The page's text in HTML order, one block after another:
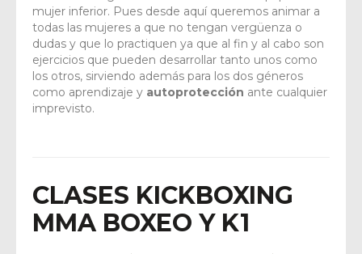
mujer inferior. Pues desde aquí queremos animar a
todas las mujeres a que no tengan vergüenza o
dudas y que lo practiquen ya que al fin y al cabo son
ejercicios que pueden desarrollar tanto unos como
los otros, sirviendo además para los dos géneros
como aprendizaje y autoprotección ante cualquier
imprevisto.
CLASES KICKBOXING
MMA BOXEO Y K1